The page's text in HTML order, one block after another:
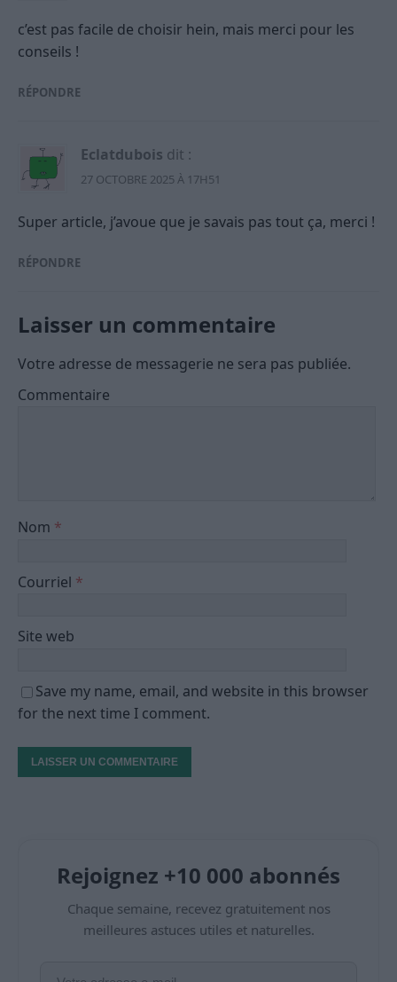
c’est pas facile de choisir hein, mais merci pour les
conseils !
RÉPONDRE
Eclatdubois dit :
27 OCTOBRE 2025 À 17H51
Super article, j’avoue que je savais pas tout ça, merci !
RÉPONDRE
Laisser un commentaire
Votre adresse de messagerie ne sera pas publiée.
Commentaire
Nom *
Courriel *
Site web
Save my name, email, and website in this browser
for the next time I comment.
Rejoignez +10 000 abonnés
Chaque semaine, recevez gratuitement nos
meilleures astuces utiles et naturelles.